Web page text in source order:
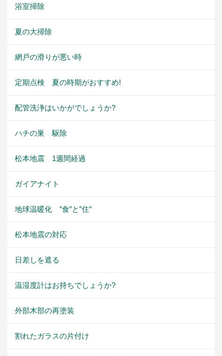
浴室掃除
夏の大掃除
網戸の滑りが悪い時
定期点検 夏の時期がおすすめ!
配管洗浄はいかがでしょうか?
ハチの巣 駆除
松本地震 1週間経過
ガイアナイト
地球温暖化 ”食”と”住”
松本地震の対応
日差しを遮る
温湿度計はお持ちでしょうか?
外部木部の再塗装
割れたガラスの片付け